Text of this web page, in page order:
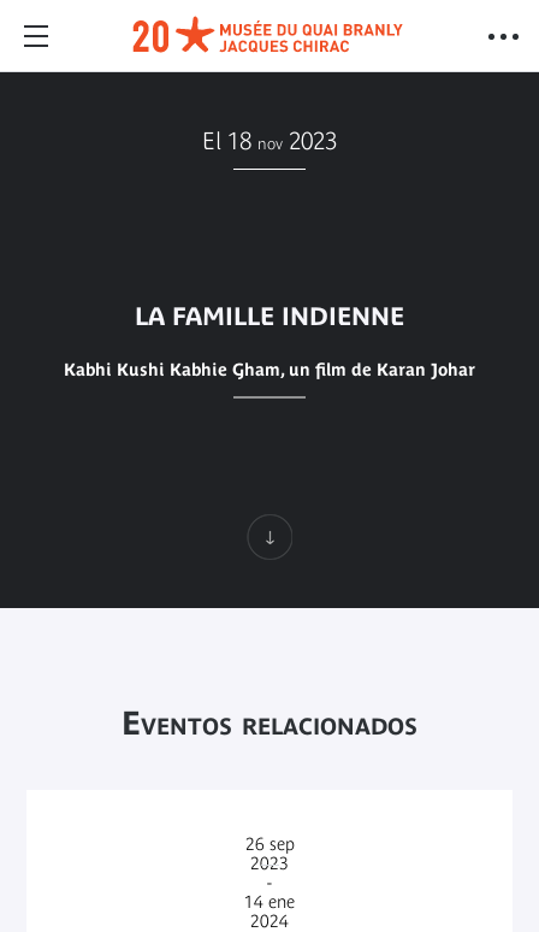
El 18 nov 2023
LA FAMILLE INDIENNE
Kabhi Kushi Kabhie Gham, un film de Karan Johar
Eventos relacionados
26 sep
2023
-
14 ene
2024